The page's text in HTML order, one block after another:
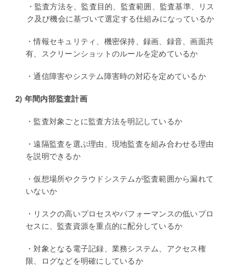
・監査方法を、監査目的、監査範囲、監査基準、リス
ク及び機会に基づいて選定する仕組みになっているか
・情報セキュリティ、機密保持、録画、録音、画面共
有、スクリーンショットのルールを定めているか
・通信障害やシステム障害時の対応を定めているか
2) 年間内部監査計画
・監査対象ごとに監査方法を明記しているか
・遠隔監査を選ぶ理由、現地監査を組み合わせる理由
を説明できるか
・仮想場所やクラウドシステムが監査範囲から漏れて
いないか
・リスクの高いプロセスやパフォーマンスの低いプロ
セスに、監査資源を重点的に配分しているか
・対象となる電子記録、業務システム、アクセス権
限、ログなどを明確にしているか